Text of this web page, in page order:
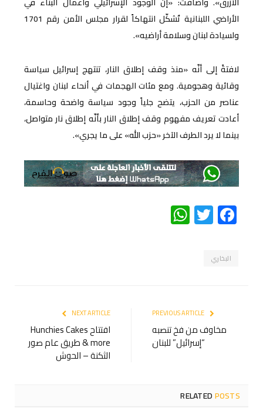
الأراضي اللبنانية تُشكّل انتهاكاً لقرار مجلس الأمن رقم 1701
ولسيادة لبنان وسلامة أراضيه».
لافتةً إلى أنّه «منذ وقف إطلاق النار، تنتهج إسرائيل سياسة
وقائية وهجومية. ومع مئات الهجمات في أنحاء لبنان واغتيال
عناصر من الحزب، يتضح جلياً وجود سياسة واضحة وحاسمة،
أعادت تعريف مفهوم وقف إطلاق النار بأنّه إطلاق نار متواصل،
بينما لا يرد الطرف الآخر «حزب الله» على ما يجري».
Facebook
Twitter
WhatsApp
البخاري
مخاوف من فخ تنصبه
“إسرائيل” للبنان
NEXT ARTICLE
افتتاح Hunchies Cakes
& more طريق عام صور
الثكنة – الحوش
RELATEDPOSTS